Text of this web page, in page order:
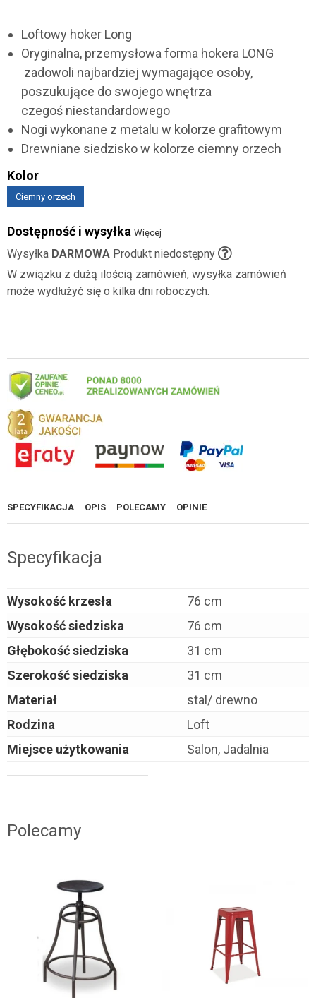
Loftowy hoker Long
Oryginalna, przemysłowa forma hokera LONG
zadowoli najbardziej wymagające osoby,
poszukujące do swojego wnętrza
czegoś niestandardowego
Nogi wykonane z metalu w kolorze grafitowym
Drewniane siedzisko w kolorze ciemny orzech
Ciemny orzech
Dostępność i wysyłka Więcej
Wysyłka DARMOWA Produkt niedostępny
W związku z dużą ilością zamówień, wysyłka zamówień
może wydłużyć się o kilka dni roboczych.
SPECYFIKACJA OPIS POLECAMY OPINIE
Specyfikacja
Wysokość krzesła
76 cm
Wysokość siedziska
76 cm
Głębokość siedziska
31 cm
Szerokość siedziska
31 cm
Materiał
stal/ drewno
Rodzina
Loft
Miejsce użytkowania
Salon, Jadalnia
Polecamy